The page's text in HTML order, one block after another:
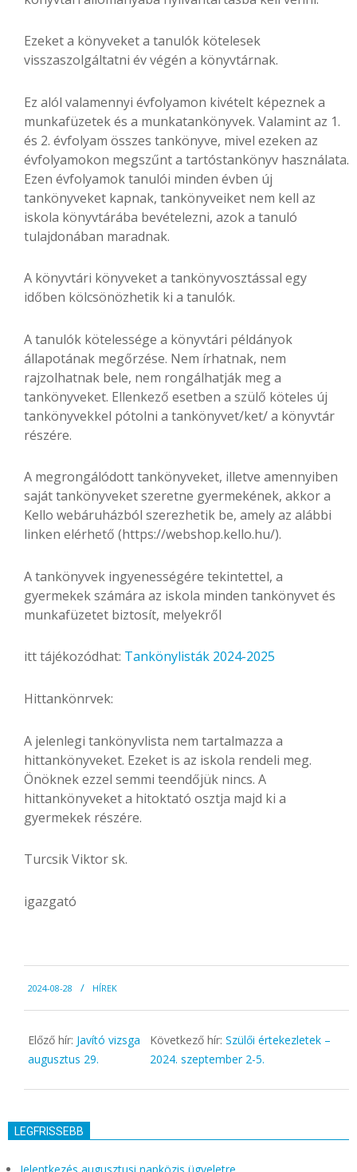
Ezeket a könyveket a tanulók kötelesek
visszaszolgáltatni év végén a könyvtárnak.
Ez alól valamennyi évfolyamon kivételt képeznek a
munkafüzetek és a munkatankönyvek. Valamint az 1.
és 2. évfolyam összes tankönyve, mivel ezeken az
évfolyamokon megszűnt a tartóstankönyv használata.
Ezen évfolyamok tanulói minden évben új
tankönyveket kapnak, tankönyveiket nem kell az
iskola könyvtárába bevételezni, azok a tanuló
tulajdonában maradnak.
A könyvtári könyveket a tankönyvosztással egy
időben kölcsönözhetik ki a tanulók.
A tanulók kötelessége a könyvtári példányok
állapotának megőrzése. Nem írhatnak, nem
rajzolhatnak bele, nem rongálhatják meg a
tankönyveket. Ellenkező esetben a szülő köteles új
tankönyvekkel pótolni a tankönyvet/ket/ a könyvtár
részére.
A megrongálódott tankönyveket, illetve amennyiben
saját tankönyveket szeretne gyermekének, akkor a
Kello webáruházból szerezhetik be, amely az alábbi
linken elérhető (https://webshop.kello.hu/).
A tankönyvek ingyenességére tekintettel, a
gyermekek számára az iskola minden tankönyvet és
munkafüzetet biztosít, melyekről
itt tájékozódhat: Tankönylisták 2024-2025
Hittankönrvek:
A jelenlegi tankönyvlista nem tartalmazza a
hittankönyveket. Ezeket is az iskola rendeli meg.
Önöknek ezzel semmi teendőjük nincs. A
hittankönyveket a hitoktató osztja majd ki a
gyermekek részére.
Turcsik Viktor sk.
igazgató
08-
28
2024-08-28 HÍREK
Előző hír: Javító vizsga
augusztus 29.
Következő hír: Szülői értekezletek –
2024. szeptember 2-5.
LEGFRISSEBB
Jelentkezés augusztusi napközis ügyeletre